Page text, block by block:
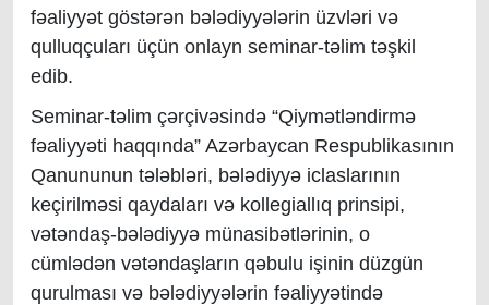
fəaliyyət göstərən bələdiyyələrin üzvləri və
qulluqçuları üçün onlayn seminar-təlim təşkil
edib.
Seminar-təlim çərçivəsində “Qiymətləndirmə
fəaliyyəti haqqında” Azərbaycan Respublikasının
Qanununun tələbləri, bələdiyyə iclaslarının
keçirilməsi qaydaları və kollegiallıq prinsipi,
vətəndaş-bələdiyyə münasibətlərinin, o
cümlədən vətəndaşların qəbulu işinin düzgün
qurulması və bələdiyyələrin fəaliyyətində